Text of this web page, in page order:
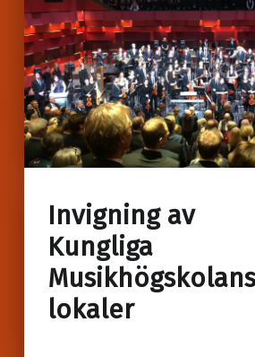
Invigning av
Kungliga
lokaler